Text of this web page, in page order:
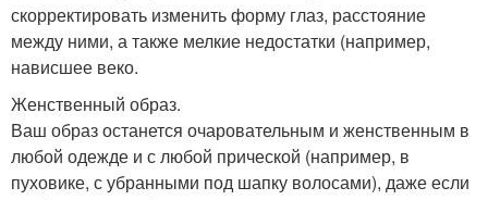
скорректировать изменить форму глаз, расстояние
между ними, а также мелкие недостатки (например,
нависшее веко.
Женственный образ.
Ваш образ останется очаровательным и женственным в
любой одежде и с любой прической (например, в
пуховике, с убранными под шапку волосами), даже если